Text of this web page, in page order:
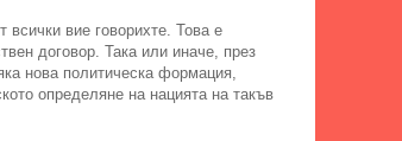
вие говорихте. Това е
договор. Така или иначе, през
нова политическа формация,
определяне на нацията на такъв